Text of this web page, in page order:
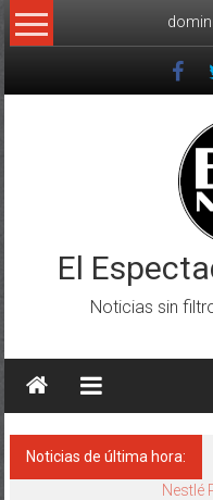
Saltar
al
El
Noticias sin
Noticias de última hora:
Ella